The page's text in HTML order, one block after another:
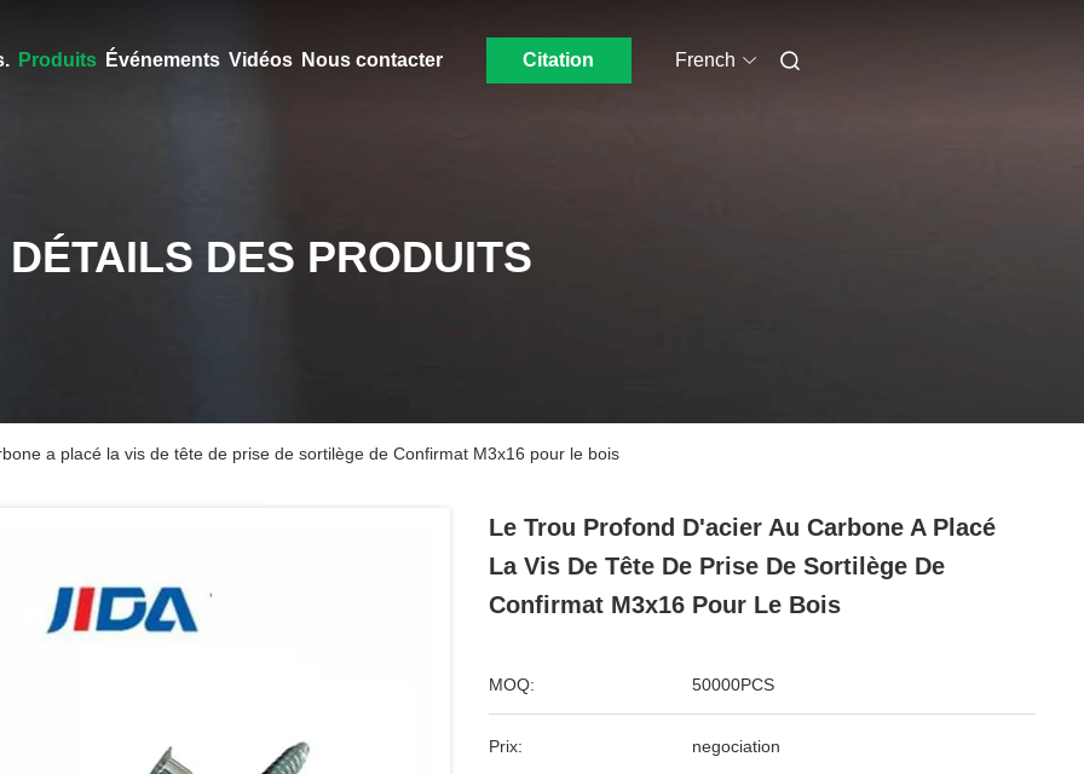
Produits Événements Vidéos Nous contacter Citation French
DÉTAILS DES PRODUITS
a placé la vis de tête de prise de sortilège de Confirmat M3x16 pour le bois
Le Trou Profond D'acier Au Carbone A Placé
La Vis De Tête De Prise De Sortilège De
Confirmat M3x16 Pour Le Bois
MOQ: 50000PCS
Prix: negociation